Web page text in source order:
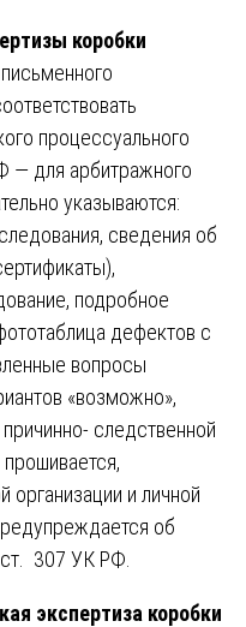
коробки
процессуального
для арбитражного
указываются:
сведения об
подробное
дефектов с
вопросы
«возможно»,
следственной
организации и личной
об
ст. 307 УК РФ.
экспертиза коробки